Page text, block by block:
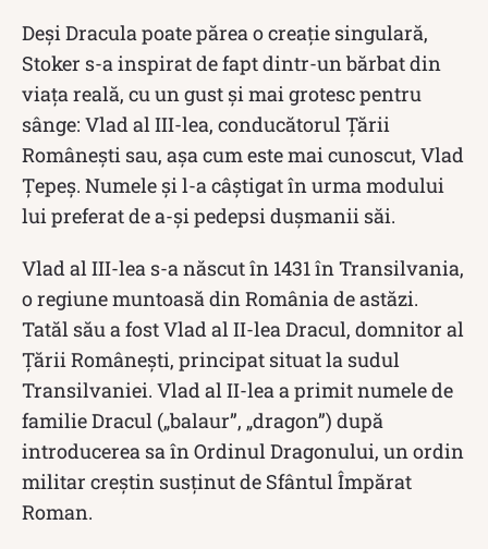
Deși Dracula poate părea o creație singulară,
Stoker s-a inspirat de fapt dintr-un bărbat din
viața reală, cu un gust și mai grotesc pentru
sânge: Vlad al III-lea, conducătorul Țării
Românești sau, așa cum este mai cunoscut, Vlad
Țepeș. Numele și l-a câștigat în urma modului
lui preferat de a-și pedepsi dușmanii săi.
Vlad al III-lea s-a născut în 1431 în Transilvania,
o regiune muntoasă din România de astăzi.
Tatăl său a fost Vlad al II-lea Dracul, domnitor al
Țării Românești, principat situat la sudul
Transilvaniei. Vlad al II-lea a primit numele de
familie Dracul („balaur”, „dragon”) după
introducerea sa în Ordinul Dragonului, un ordin
militar creștin susținut de Sfântul Împărat
Roman.